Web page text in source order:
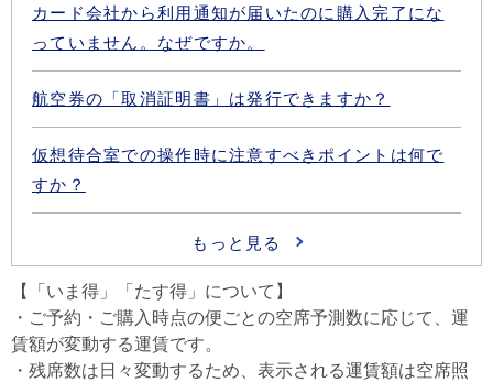
【「いま得」「たす得」について】
・ご予約・ご購入時点の便ごとの空席予測数に応じて、運
賃額が変動する運賃です。
・残席数は日々変動するため、表示される運賃額は空席照